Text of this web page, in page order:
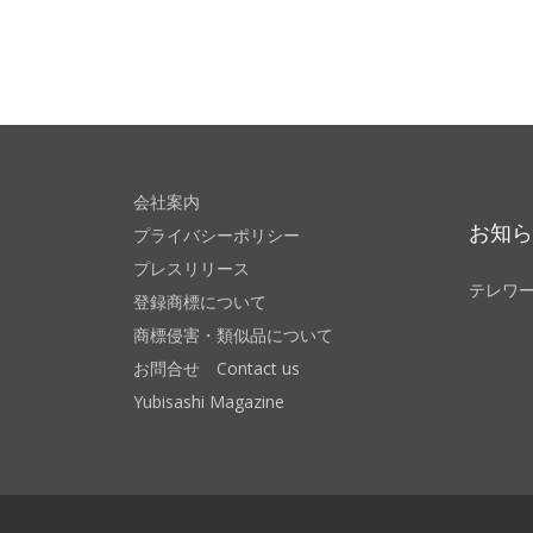
会社案内
プライバシーポリシー
プレスリリース
登録商標について
商標侵害・類似品について
お問合せ Contact us
Yubisashi Magazine
お知
テレワ